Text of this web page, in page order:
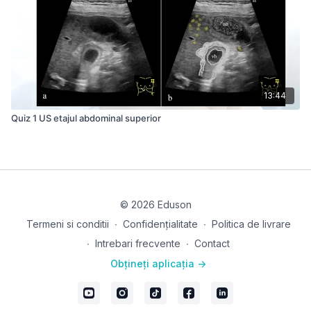
13:44
Quiz 1 US etajul abdominal superior
© 2026 Eduson
Termeni si conditii ∙ Confidențialitate ∙ Politica de livrare
∙ Intrebari frecvente ∙ Contact
Obțineți aplicația ->